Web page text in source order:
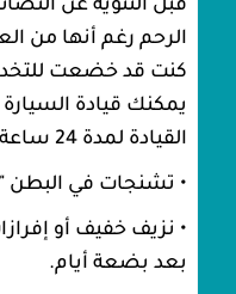
قبل التنويه عن
الرحم رغم أنها من
كنت قد خضعت
يمكنك قيادة
القيادة لمدة 24 ساعة على الأقل، كما أنكِ قد تواجهين الآثار الجانبية الأتية:
• تشنجات في البطن
• نزيف خفيف أو
بعد بضعة أيام.